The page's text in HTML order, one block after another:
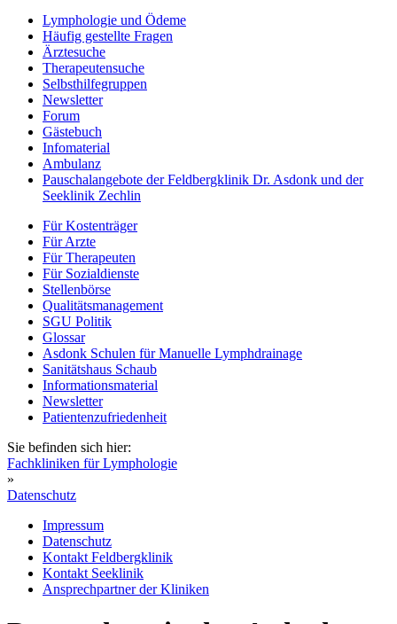
Lymphologie und Ödeme
Häufig gestellte Fragen
Ärztesuche
Therapeutensuche
Selbsthilfegruppen
Newsletter
Forum
Gästebuch
Infomaterial
Ambulanz
Pauschalangebote der Feldbergklinik Dr. Asdonk und der
Seeklinik Zechlin
Für Kostenträger
Für Arzte
Für Therapeuten
Für Sozialdienste
Stellenbörse
Qualitätsmanagement
SGU Politik
Glossar
Asdonk Schulen für Manuelle Lymphdrainage
Sanitätshaus Schaub
Informationsmaterial
Newsletter
Patientenzufriedenheit
Sie befinden sich hier:
Fachkliniken für Lymphologie
»
Datenschutz
Impressum
Datenschutz
Kontakt Feldbergklinik
Kontakt Seeklinik
Ansprechpartner der Kliniken